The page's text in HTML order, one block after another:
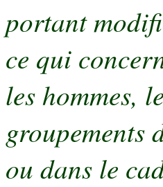
portant
ce qui
les hommes,
groupements
ou dans le